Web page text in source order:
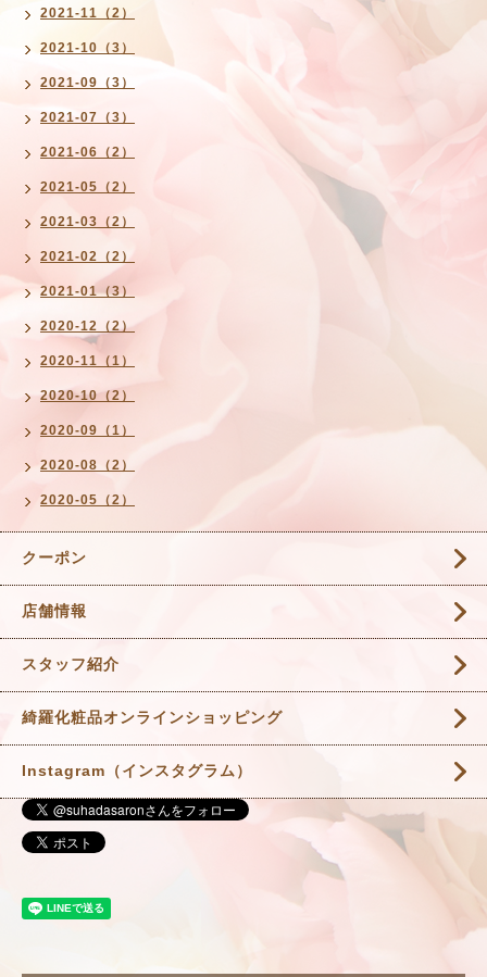
2021-11（2）
2021-10（3）
2021-09（3）
2021-07（3）
2021-06（2）
2021-05（2）
2021-03（2）
2021-02（2）
2021-01（3）
2020-12（2）
2020-11（1）
2020-10（2）
2020-09（1）
2020-08（2）
2020-05（2）
クーポン
店舗情報
スタッフ紹介
綺羅化粧品オンラインショッピング
Instagram（インスタグラム）